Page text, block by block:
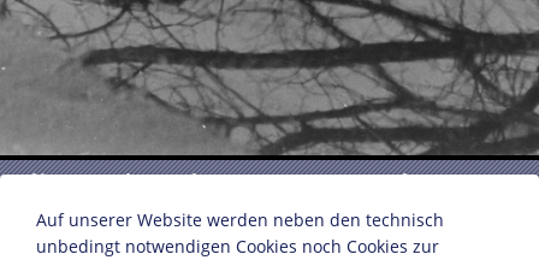
Lilo Stein mit Tochter Marion und
Sohn Peter
Auf unserer Website werden neben den technisch
unbedingt notwendigen Cookies noch Cookies zur